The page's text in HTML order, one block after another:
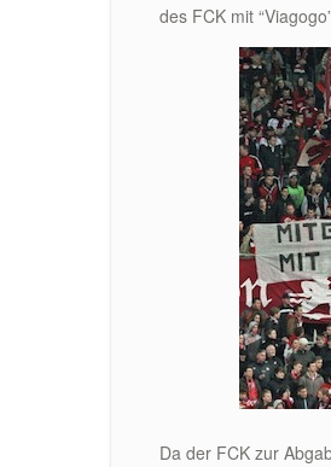
des FCK mit
Da der FCK zur